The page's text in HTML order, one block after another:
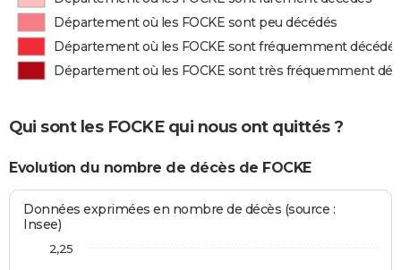
Département où les FOCKE sont peu décédés
Département où les FOCKE sont fréquemment décédés
Département où les FOCKE sont très fréquemment
Qui sont les FOCKE qui nous ont quittés ?
Evolution du nombre de décès de FOCKE
Données exprimées en nombre de décès (source :
Insee)
2,25